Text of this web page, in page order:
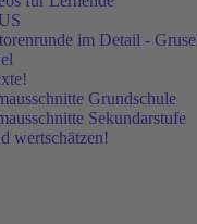
im Detail -
Grundschule
Sekundarstufe
wertschätzen!